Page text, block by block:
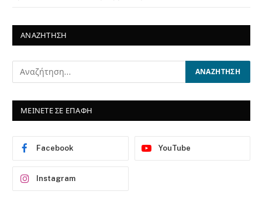
ΑΝΑΖΗΤΗΣΗ
ΜΕΙΝΕΤΕ ΣΕ ΕΠΑΦΗ
Facebook YouTube
Instagram